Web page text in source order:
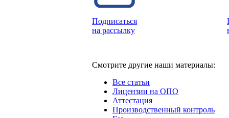
Подписаться
на рассылку
Смотрите другие наши материалы:
Все статьи
Лицензии на ОПО
Аттестация
Производственный контроль